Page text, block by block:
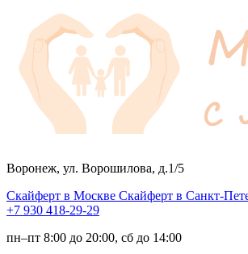
Воронеж, ул. Ворошилова, д.1/5
Скайферт в Москве Скайферт в Санкт-
+7 930 418-29-29
пн–пт 8:00 до 20:00, сб до 14:00